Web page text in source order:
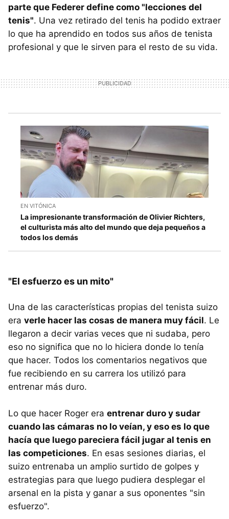
parte que Federer define como "lecciones del
tenis". Una vez retirado del tenis ha podido extraer
lo que ha aprendido en todos sus años de tenista
profesional y que le sirven para el resto de su vida.
EN VITÓNICA
La impresionante transformación de Olivier Richters,
el culturista más alto del mundo que deja pequeños a
todos los demás
"El esfuerzo es un mito"
Una de las características propias del tenista suizo
era verle hacer las cosas de manera muy fácil. Le
llegaron a decir varias veces que ni sudaba, pero
eso no significa que no lo hiciera donde lo tenía
que hacer. Todos los comentarios negativos que
fue recibiendo en su carrera los utilizó para
entrenar más duro.
Lo que hacer Roger era entrenar duro y sudar
cuando las cámaras no lo veían, y eso es lo que
hacía que luego pareciera fácil jugar al tenis en
las competiciones. En esas sesiones diarias, el
suizo entrenaba un amplio surtido de golpes y
estrategias para que luego pudiera desplegar el
arsenal en la pista y ganar a sus oponentes "sin
esfuerzo".